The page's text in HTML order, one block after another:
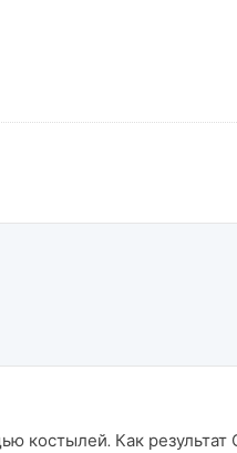
костылей. Как результат